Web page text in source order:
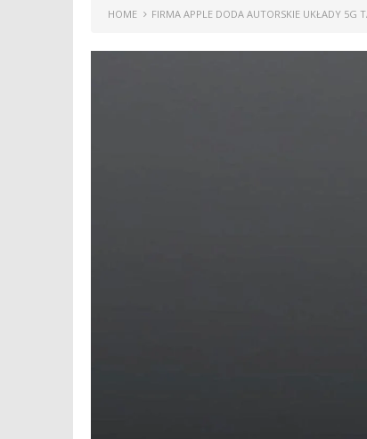
HOME FIRMA APPLE DODA AUTORSKIE UKŁADY 5G